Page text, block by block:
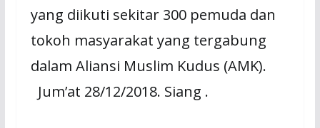
yang diikuti sekitar 300 pemuda dan
tokoh masyarakat yang tergabung
dalam Aliansi Muslim Kudus (AMK).
Jum’at 28/12/2018. Siang .